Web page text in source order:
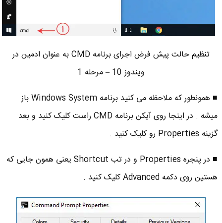
تنظیم حالت پیش فرض اجرای برنامه CMD به عنوان ادمین در
ویندوز 10 – مرحله 1
■ همونطور که ملاحظه می کنید برنامه Windows System باز
میشه . در اینجا روی آیکن برنامه CMD راست کلیک کنید و بعد
گزینه Properties رو کلیک کنید .
■ در پنجره Properties و در تب Shortcut یعنی همون جایی که
هستین روی دکمه Advanced کلیک کنید .